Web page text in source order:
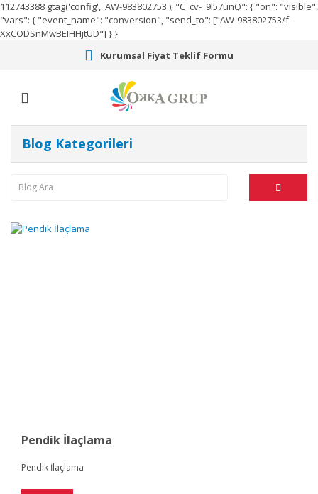
112743388 gtag('config', 'AW-983802753'); "C_cv-_9l57unQ": { "on": "visible",
"vars": { "event_name": "conversion", "send_to": ["AW-983802753/f-
XxCODSnMwBEIHHjtUD"] } }
Kurumsal Fiyat Teklif Formu
Blog Kategorileri
Pendik İlaçlama
Pendik İlaçlama